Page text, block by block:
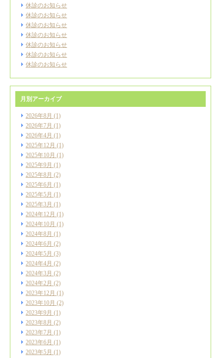
休診のお知らせ
休診のお知らせ
休診のお知らせ
休診のお知らせ
休診のお知らせ
休診のお知らせ
休診のお知らせ
月別アーカイブ
2026年8月 (1)
2026年7月 (1)
2026年4月 (1)
2025年12月 (1)
2025年10月 (1)
2025年9月 (1)
2025年8月 (2)
2025年6月 (1)
2025年5月 (1)
2025年3月 (1)
2024年12月 (1)
2024年10月 (1)
2024年8月 (1)
2024年6月 (2)
2024年5月 (3)
2024年4月 (2)
2024年3月 (2)
2024年2月 (2)
2023年12月 (1)
2023年10月 (2)
2023年9月 (1)
2023年8月 (2)
2023年7月 (1)
2023年6月 (1)
2023年5月 (1)